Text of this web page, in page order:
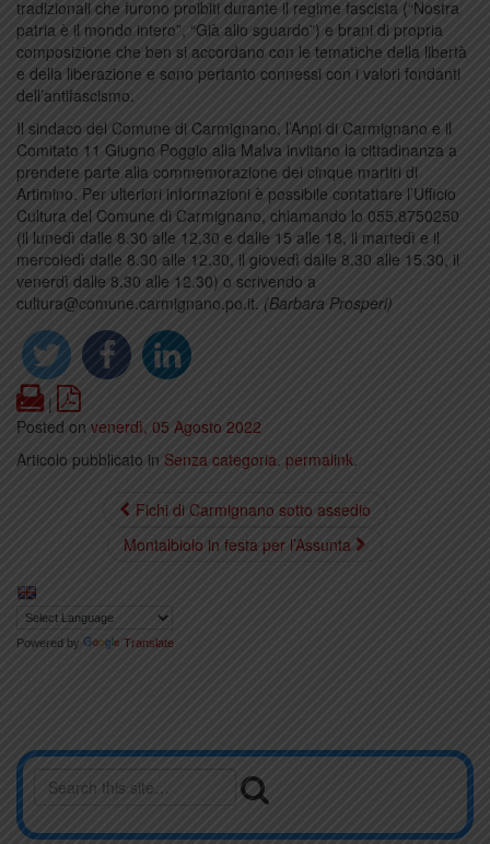
tradizionali che furono proibiti durante il regime fascista (“Nostra
patria è il mondo intero”, “Già allo sguardo”) e brani di propria
composizione che ben si accordano con le tematiche della libertà
e della liberazione e sono pertanto connessi con i valori fondanti
dell’antifascismo.
Il sindaco del Comune di Carmignano, l’Anpi di Carmignano e il
Comitato 11 Giugno Poggio alla Malva invitano la cittadinanza a
prendere parte alla commemorazione dei cinque martiri di
Artimino. Per ulteriori informazioni è possibile contattare l’Ufficio
Cultura del Comune di Carmignano, chiamando lo 055.8750250
(il lunedì dalle 8.30 alle 12.30 e dalle 15 alle 18, il martedì e il
mercoledì dalle 8.30 alle 12.30, il giovedì dalle 8.30 alle 15.30, il
venerdì dalle 8.30 alle 12.30) o scrivendo a
cultura@comune.carmignano.po.it. (Barbara Prosperi)
Print
|
Posted on venerdì, 05 Agosto 2022
Articolo pubblicato in Senza categoria. permalink.
Fichi di Carmignano sotto assedio
Montalbiolo in festa per l’Assunta
Powered by Translate